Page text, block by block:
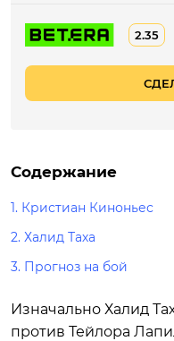
2.35
Содержание
1. Кристиан Киноньес
2. Халид Таха
3. Прогноз на бой
Изначально Халид
против Тейлора